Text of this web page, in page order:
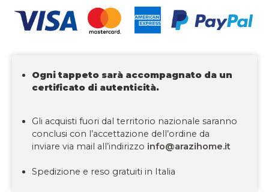
Ogni tappeto sarà accompagnato da un
certificato di autenticità.
Gli acquisti fuori dal territorio nazionale saranno
conclusi con l’accettazione dell’ordine da
inviare via mail all’indirizzo info@arazihome.it
Spedizione e reso gratuiti in Italia